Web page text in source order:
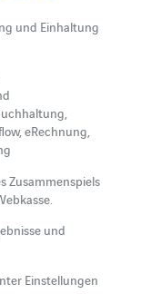
und Einhaltung
eRechnung,
Zusammenspiels
und
Einstellungen